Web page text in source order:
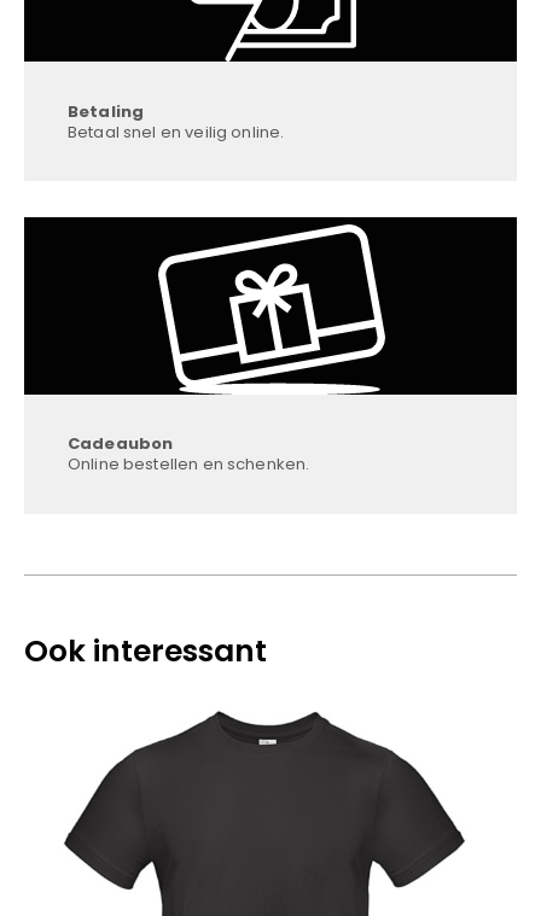
Betaling
Betaal snel en veilig online.
Cadeaubon
Online bestellen en schenken.
Ook interessant